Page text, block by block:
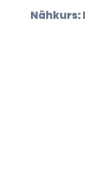
Nähkurs: